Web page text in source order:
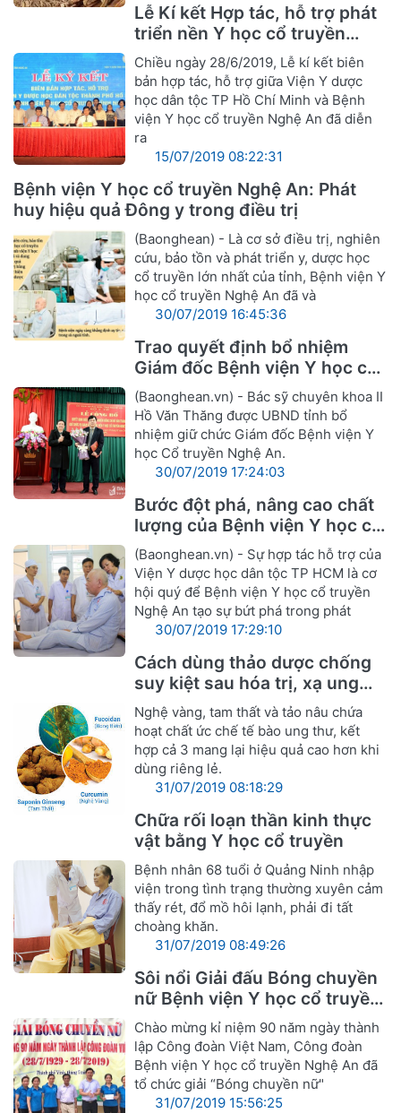
Lễ Kí kết Hợp tác, hỗ trợ phát
triển nền Y học cổ truyền
Nghệ An
Chiều ngày 28/6/2019, Lễ kí kết biên
bản hợp tác, hỗ trợ giữa Viện Y dược
học dân tộc TP Hồ Chí Minh và Bệnh
viện Y học cổ truyền Nghệ An đã diễn
ra
15/07/2019 08:22:31
Bệnh viện Y học cổ truyền Nghệ An: Phát
huy hiệu quả Đông y trong điều trị
(Baonghean) - Là cơ sở điều trị, nghiên
cứu, bảo tồn và phát triển y, dược học
cổ truyền lớn nhất của tỉnh, Bệnh viện Y
học cổ truyền Nghệ An đã và
30/07/2019 16:45:36
Trao quyết định bổ nhiệm
Giám đốc Bệnh viện Y học cổ
truyền Nghệ An
(Baonghean.vn) - Bác sỹ chuyên khoa II
Hồ Văn Thăng được UBND tỉnh bổ
nhiệm giữ chức Giám đốc Bệnh viện Y
học Cổ truyền Nghệ An.
30/07/2019 17:24:03
Bước đột phá, nâng cao chất
lượng của Bệnh viện Y học cổ
truyền Nghệ An
(Baonghean.vn) - Sự hợp tác hỗ trợ của
Viện Y dược học dân tộc TP HCM là cơ
hội quý để Bệnh viện Y học cổ truyền
Nghệ An tạo sự bứt phá trong phát
30/07/2019 17:29:10
Cách dùng thảo dược chống
suy kiệt sau hóa trị, xạ ung
thư
Nghệ vàng, tam thất và tảo nâu chứa
hoạt chất ức chế tế bào ung thư, kết
hợp cả 3 mang lại hiệu quả cao hơn khi
dùng riêng lẻ.
31/07/2019 08:18:29
Chữa rối loạn thần kinh thực
vật bằng Y học cổ truyền
Bệnh nhân 68 tuổi ở Quảng Ninh nhập
viện trong tình trạng thường xuyên cảm
thấy rét, đổ mồ hôi lạnh, phải đi tất
choàng khăn.
31/07/2019 08:49:26
Sôi nổi Giải đấu Bóng chuyền
nữ Bệnh viện Y học cổ truyền
Nghệ An
Chào mừng kỉ niệm 90 năm ngày thành
lập Công đoàn Việt Nam, Công đoàn
Bệnh viện Y học cổ truyền Nghệ An đã
tổ chức giải “Bóng chuyền nữ"
31/07/2019 15:56:25